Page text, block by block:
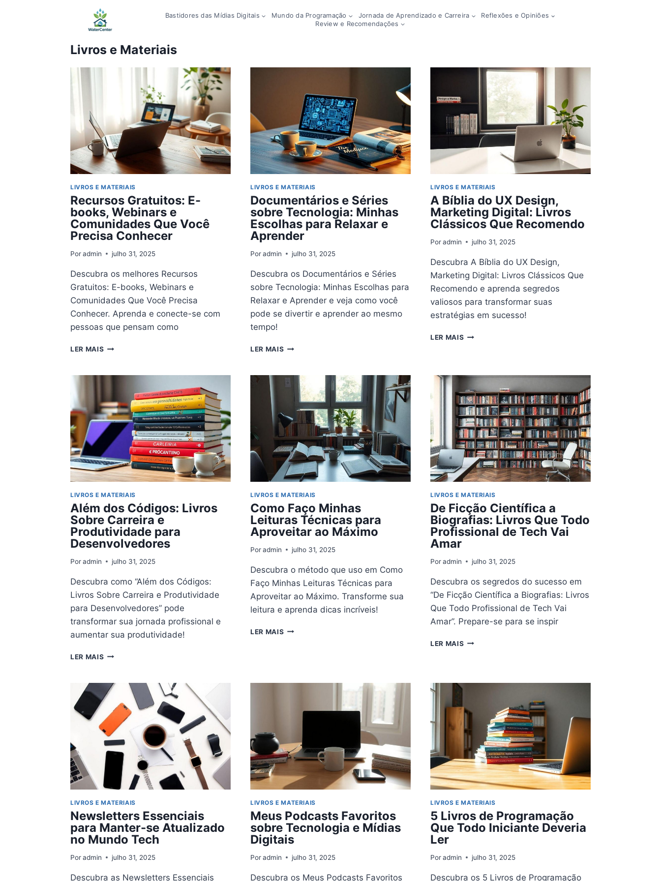
Bastidores das Mídias Digitais Mundo da Programação Jornada de Aprendizado e Carreira
Reflexões e Opiniões
Review e Recomendações
Livros e Materiais
LIVROS E MATERIAIS
Recursos Gratuitos: E-
books, Webinars e
Comunidades Que Você
Precisa Conhecer
Por admin julho 31, 2025
Descubra os melhores Recursos
Gratuitos: E-books, Webinars e
Comunidades Que Você Precisa
Conhecer. Aprenda e conecte-se com
pessoas que pensam como
LER MAIS RECURSOS
BOOKS,
COMUNIDADES
QUE
VOCÊ
PRECISA
CONHECER
LIVROS E MATERIAIS
Documentários e Séries
sobre Tecnologia: Minhas
Escolhas para Relaxar e
Aprender
Poradmin julho 31, 2025
Descubra os Documentários e Séries
sobre Tecnologia: Minhas Escolhas para
Relaxar e Aprender e veja como você
pode se divertir e aprender ao mesmo
tempo!
LER MAIS DOCUMENTÁRIOS
SOBRE
TECNOLOGIA:
MINHAS
ESCOLHAS
PARA
RELAXAR
E
APRENDER
LIVROS E MATERIAIS
A Bíblia do UX Design,
Marketing Digital: Livros
Clássicos Que Recomendo
Poradmin julho 31, 2025
Descubra A Bíblia do UX Design,
Marketing Digital: Livros Clássicos Que
Recomendo e aprenda segredos
valiosos para transformar suas
estratégias em sucesso!
LER MAIS
DESIGN,
DIGITAL:
LIVROS
CLÁSSICOS
QUE
RECOMENDO
LIVROS E MATERIAIS
Além dos Códigos: Livros
Sobre Carreira e
Produtividade para
Desenvolvedores
Por admin julho 31, 2025
Descubra como “Além dos Códigos:
Livros Sobre Carreira e Produtividade
para Desenvolvedores” pode
transformar sua jornada profissional e
aumentar sua produtividade!
LER MAIS ALÉM
LIVROS
SOBRE
CARREIRA
E
PRODUTIVIDADE
PARA
DESENVOLVEDORES
LIVROS E MATERIAIS
Como Faço Minhas
Leituras Técnicas para
Aproveitar ao Máximo
Poradmin julho 31, 2025
Descubra o método que uso em Como
Faço Minhas Leituras Técnicas para
Aproveitar ao Máximo. Transforme sua
leitura e aprenda dicas incríveis!
LER MAIS COMO
MÁXIMO
LIVROS E MATERIAIS
De Ficção Científica a
Biografias: Livros Que Todo
Profissional de Tech Vai
Amar
Poradmin julho 31, 2025
Descubra os segredos do sucesso em
“De Ficção Científica a Biografias: Livros
Que Todo Profissional de Tech Vai
Amar”. Prepare-se para se inspir
LER MAIS DE
BIOGRAFIAS:
TODO
PROFISSIONAL
DE
TECH
VAI
AMAR
LIVROS E MATERIAIS
Newsletters Essenciais
para Manter-se Atualizado
no Mundo Tech
Por admin julho 31, 2025
Descubra as Newsletters Essenciais
LIVROS E MATERIAIS
Meus Podcasts Favoritos
sobre Tecnologia e Mídias
Digitais
Poradmin julho 31, 2025
Descubra os Meus Podcasts Favoritos
LIVROS E MATERIAIS
5 Livros de Programação
Que Todo Iniciante Deveria
Ler
Poradmin julho 31, 2025
Descubra os 5 Livros de Programação